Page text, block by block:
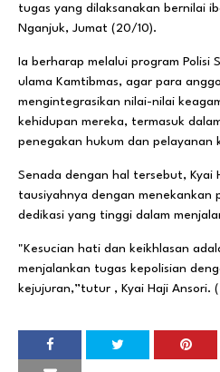
tugas yang dilaksanakan bernilai
Nganjuk, Jumat (20/10).
Ia berharap melalui program Polisi
ulama Kamtibmas, agar para
mengintegrasikan nilai-nilai
kehidupan mereka, termasuk
penegakan hukum dan pelayanan
Senada dengan hal tersebut, Kyai
tausiyahnya dengan menekankan
dedikasi yang tinggi dalam
"Kesucian hati dan keikhlasan
menjalankan tugas kepolisian
kejujuran,”tutur , Kyai Haji Ansori.